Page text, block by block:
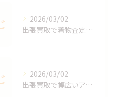
2026/03/02
出張買取で着物査定のポイントと価値を見極める方法
2026/03/02
出張買取で幅広いアクセサリーを適正査定する秘訣